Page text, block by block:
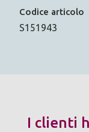
Codice articolo
S151943
I clienti